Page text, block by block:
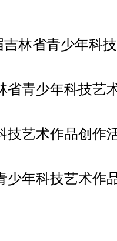
吉林省青少年科
省青少年科技艺
技艺术作品创作
少年科技艺术作